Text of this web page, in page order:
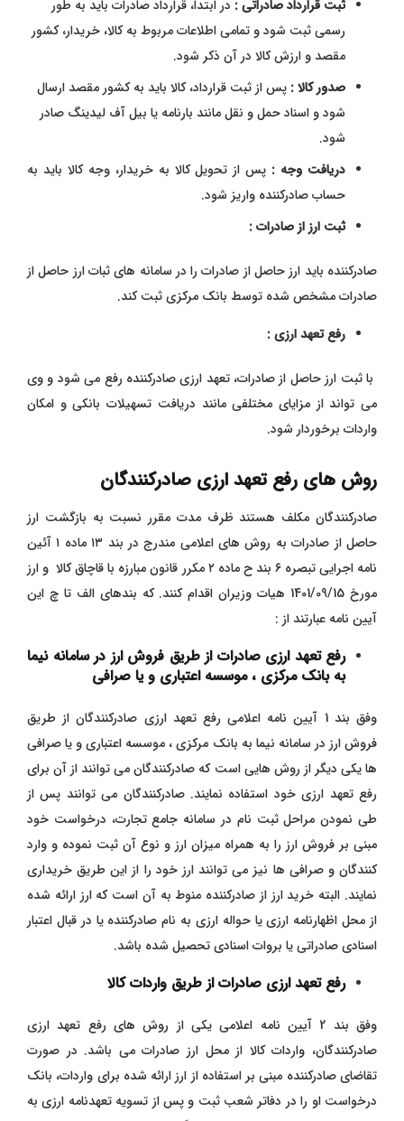
ثبت قرارداد صادراتی : در ابتدا، قرارداد صادرات باید به طور
رسمی ثبت شود و تمامی اطلاعات مربوط به کالا، خریدار، کشور
مقصد و ارزش کالا در آن ذکر شود.
صدور کالا : پس از ثبت قرارداد، کالا باید به کشور مقصد ارسال
شود و اسناد حمل و نقل مانند بارنامه یا بیل آف لیدینگ صادر
شود.
دریافت وجه : پس از تحویل کالا به خریدار، وجه کالا باید به
حساب صادرکننده واریز شود.
ثبت ارز از صادرات :
صادرکننده باید ارز حاصل از صادرات را در سامانه‌ های ثبات ارز حاصل از
صادرات مشخص شده توسط بانک مرکزی ثبت کند.
رفع تعهد ارزی :
با ثبت ارز حاصل از صادرات، تعهد ارزی صادرکننده رفع می ‌شود و وی
می‌ تواند از مزایای مختلفی مانند دریافت تسهیلات بانکی و امکان
واردات برخوردار شود.
روش های رفع تعهد ارزی صادرکنندگان
صادرکنندگان مکلف هستند ظرف مدت مقرر نسبت به بازگشت ارز
حاصل از صادرات به روش های اعلامی مندرج در بند ۱۳ ماده ۱ آئین
نامه اجرایی تبصره ۶ بند ح ماده ۲ مکرر قانون مبارزه با قاچاق کالا و ارز
مورخ 1401/09/15 هیات وزیران اقدام کنند. که بندهای الف تا چ این
آیین نامه عبارتند از :
رفع تعهد ارزی صادرات از طریق فروش ارز در سامانه نیما
به بانک مرکزی ، موسسه اعتباری و یا صرافی
وفق بند 1 آیین نامه اعلامی رفع تعهد ارزی صادرکنندگان از طریق
فروش ارز در سامانه نیما به بانک مرکزی ، موسسه اعتباری و یا صرافی
ها یکی دیگر از روش هایی است که صادرکنندگان می توانند از آن برای
رفع تعهد ارزی خود استفاده نمایند. صادرکنندگان می توانند پس از
طی نمودن مراحل ثبت نام در سامانه جامع تجارت، درخواست خود
مبنی بر فروش ارز را به همراه میزان ارز و نوع آن ثبت نموده و وارد
کنندگان و صرافی ها نیز می توانند ارز خود را از این طریق خریداری
نمایند. البته خرید ارز از صادرکننده منوط به آن است که ارز ارائه شده
از محل اظهارنامه ارزی یا حواله ارزی به نام صادرکننده یا در قبال اعتبار
اسنادی صادراتی یا بروات اسنادی تحصیل شده باشد.
رفع تعهد ارزی صادرات از طریق واردات کالا
وفق بند 2 آیین نامه اعلامی یکی از روش های رفع تعهد ارزی
صادرکنندگان، واردات کالا از محل ارز صادرات می باشد. در صورت
تقاضای صادرکننده مبنی بر استفاده از ارز ارائه شده برای واردات، بانک
درخواست او را در دفاتر شعب ثبت و پس از تسویه تعهدنامه ارزی به